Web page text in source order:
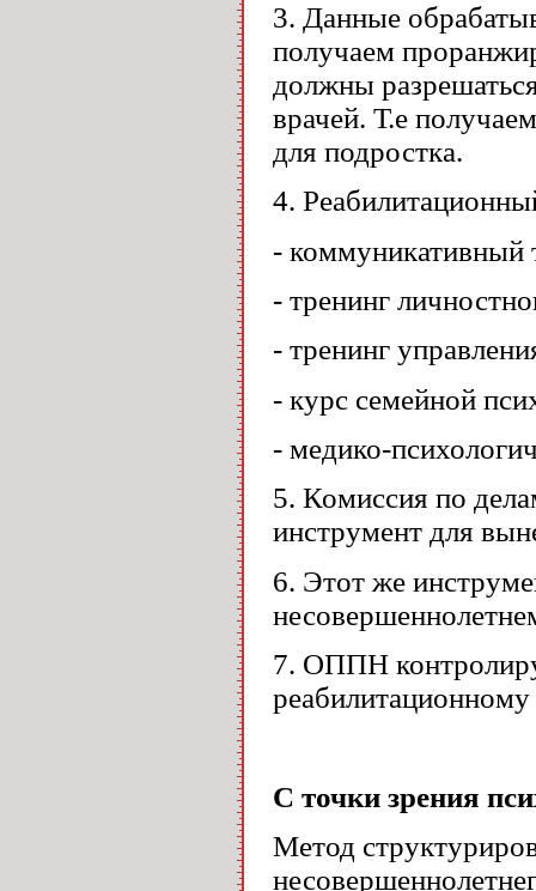
3. Данные
получаем
должны
врачей. Т.е
для подростка.
4.
- коммуникативный
- тренинг
- тренинг
- курс семейной
- медико-
5. Комиссия по
инструмент для
6. Этот же
7. ОППН
С точки зрения
Метод